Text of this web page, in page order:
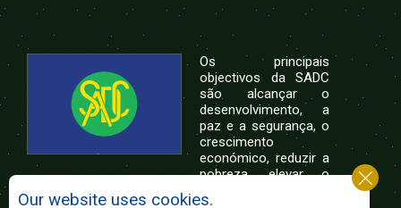
Os principais
objectivos da SADC
são alcançar o
desenvolvimento, a
paz e a segurança, o
crescimento
económico, reduzir a
pobreza, elevar o
nível e a qualidade de vida das populações da
Our website uses cookies.